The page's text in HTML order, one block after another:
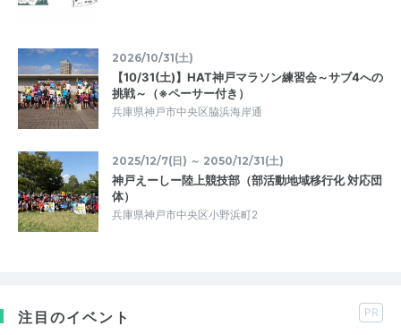
2026/10/31(土)
【10/31(土)】HAT神戸マラソン練習会～サブ4への
挑戦～（※ペーサー付き）
兵庫県神戸市中央区脇浜海岸通
2025/12/7(日) ～ 2050/12/31(土)
神戸えーしー陸上競技部（部活動地域移行化 対応団
体）
兵庫県神戸市中央区小野浜町2
注目のイベント PR